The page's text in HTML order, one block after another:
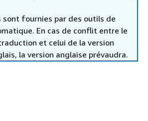
sont fournies par des outils de
En cas de conflit entre le
et celui de la version
la version anglaise prévaudra.